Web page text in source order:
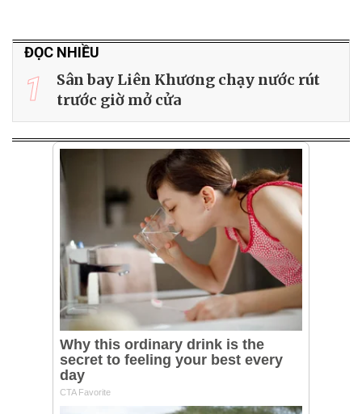
ĐỌC NHIỀU
1
Sân bay Liên Khương chạy nước rút
trước giờ mở cửa